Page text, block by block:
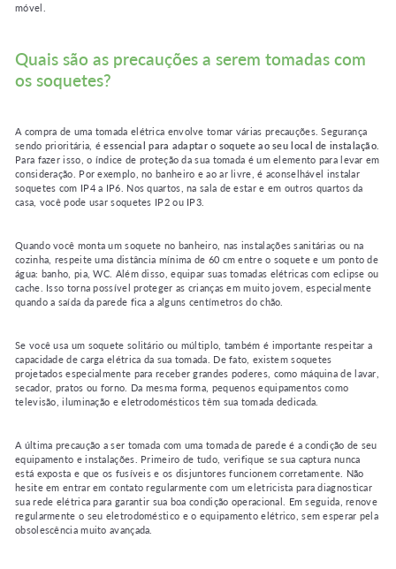
móvel.
Quais são as precauções a serem tomadas com
os soquetes?
A compra de uma tomada elétrica envolve tomar várias precauções. Segurança
sendo prioritária, éessencial para adaptar o soquete ao seu local de instalação
Para fazer isso, o índice de proteção da sua tomada é um elemento para levar em
consideração. Por exemplo, no banheiro e ao ar livre, é aconselhável instalar
soquetes com IP4 a IP6. Nos quartos, na sala de estar e em outros quartos da
casa, você pode usar soquetes IP2 ou IP3.
Quando você monta um soquete no banheiro, nas instalações sanitárias ou na
cozinha, respeite uma distância mínima de 60 cm entre o soquete e um ponto de
água: banho, pia, WC. Além disso, equipar suas tomadas elétricas com eclipse ou
cache. Isso torna possível proteger as crianças em muito jovem, especialmente
quando a saída da parede fica a alguns centímetros do chão.
Se você usa um soquete solitário ou múltiplo, também é importante respeitar a
capacidade de carga elétrica da sua tomada. De fato, existem soquetes
projetados especialmente para receber grandes poderes, como máquina de lavar,
secador, pratos ou forno. Da mesma forma, pequenos equipamentos como
televisão, iluminação e eletrodomésticos têm sua tomada dedicada.
A última precaução a ser tomada com uma tomada de parede é a condição de seu
equipamento e instalações. Primeiro de tudo, verifique se sua captura nunca
está exposta e que os fusíveis e os disjuntores funcionem corretamente. Não
hesite em entrar em contato regularmente com um eletricista para diagnosticar
sua rede elétrica para garantir sua boa condição operacional. Em seguida, renove
regularmente o seu eletrodoméstico e o equipamento elétrico, sem esperar pela
obsolescência muito avançada.